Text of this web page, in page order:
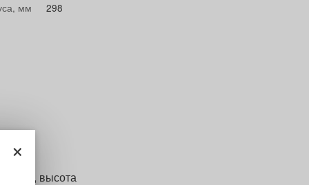
мм
298
мм, высота
×